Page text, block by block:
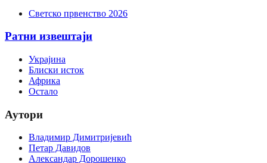
Светско првенство 2026
Ратни извештаји
Украјина
Блиски исток
Африка
Остало
Аутори
Владимир Димитријевић
Петар Давидов
Александар Дорошенко